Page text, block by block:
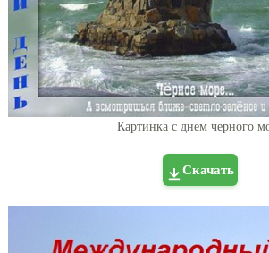
Картинка с днем черного
Скачать